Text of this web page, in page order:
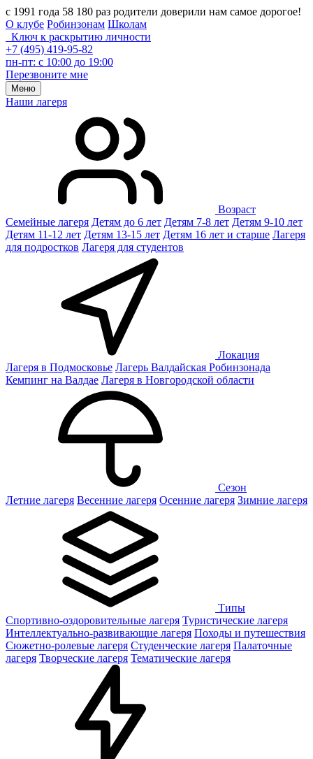
с 1991 года 58 180 раз родители доверили нам самое дорогое!
О клубе Робинзонам Школам
Ключ к раскрытию личности
+7 (495) 419-95-82
пн-пт: с 10:00 до 19:00
Перезвоните мне
Меню
Наши лагеря
Возраст
Семейные лагеря Детям до 6 лет Детям 7-8 лет Детям 9-10 лет
Детям 11-12 лет Детям 13-15 лет Детям 16 лет и старше Лагеря
для подростков Лагеря для студентов
Локация
Лагеря в Подмосковье Лагерь Валдайская Робинзонада
Кемпинг на Валдае Лагеря в Новгородской области
Сезон
Летние лагеря Весенние лагеря Осенние лагеря Зимние лагеря
Типы
Спортивно-оздоровительные лагеря Туристические лагеря
Интеллектуально-развивающие лагеря Походы и путешествия
Сюжетно-ролевые лагеря Студенческие лагеря Палаточные
лагеря Творческие лагеря Тематические лагеря